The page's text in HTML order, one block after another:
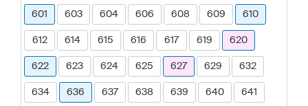
601 603 604 606 608 609 610
612 614 615 616 617 619 620
622 623 624 625 627 629 632
634 636 637 638 639 640 641